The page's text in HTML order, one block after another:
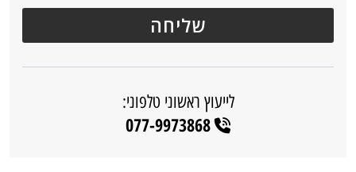
לייעוץ ראשוני טלפוני:
077-9973868